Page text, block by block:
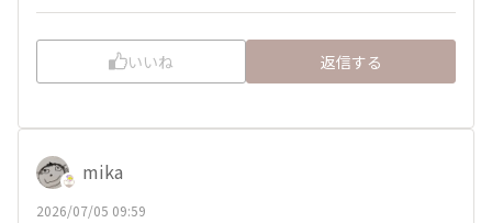
いいね 返信する
mika
2026/07/05 09:59